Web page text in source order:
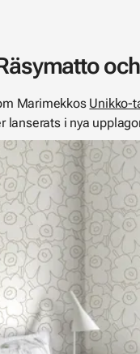
Marimekkos Unikko-
lanserats i nya